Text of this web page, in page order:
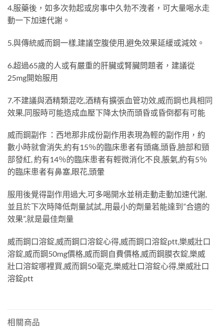
4.服藥後，如多次勃起或房事中久勃不洩者，可大量喝水走
動一下加速代謝。
5.與傳統威而鋼一樣,建議空腹使用,避免效果延緩或減效。
6.超過65歲的人或有嚴重的肝臟或腎臟問題者，建議從
25mg開始服用
7.不建議與酒精類混吃,酒精有擴張血管功效,威而鋼也具相同
效果,同服時可能造成血壓下降太快而頭昏或昏倒都有可能
威而鋼副作 ：西地那非成份副作用表現為輕的副作用，約
數小時就會消失,約有15％的臨床患者有頭痛,頭昏,臉部和頸
部發紅, 約有14％的臨床患者有輕微消化不良,脹氣,約有5％
的臨床患者有鼻塞,眼花,頭暈
服用後覺得副作用過大,可多喝開水並稍走動走動加速代謝,
並且於下次時降低劑量試試,,用最小的劑量若能達到”合適的
效果”,就是最佳劑量
威而鋼口溶錠,威而鋼口溶錠心得,威而鋼口溶錠ptt,樂威壯口
溶錠,威而鋼50mg價格,威而鋼自費價格,威而鋼膜衣錠,樂威
壯口溶錠哪裡買,威而鋼50毫克,樂威壯口溶錠心得,樂威壯口
溶錠ptt
相關商品